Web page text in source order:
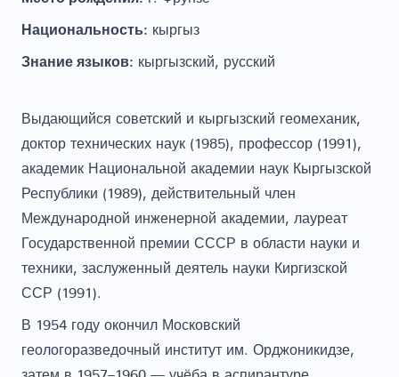
Национальность: кыргыз
Знание языков: кыргызский, русский
Выдающийся советский и кыргызский геомеханик,
доктор технических наук (1985), профессор (1991),
академик Национальной академии наук Кыргызской
Республики (1989), действительный член
Международной инженерной академии, лауреат
Государственной премии СССР в области науки и
техники, заслуженный деятель науки Киргизской
ССР (1991).
В 1954 году окончил Московский
геологоразведочный институт им. Орджоникидзе,
затем в 1957–1960 — учёба в аспирантуре